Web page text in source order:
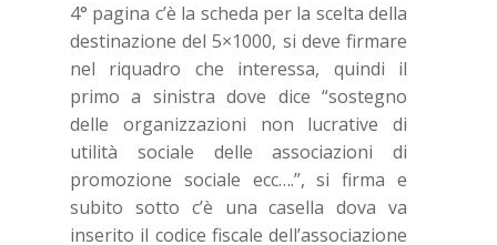
4° pagina c’è la scheda per la scelta della
destinazione del 5×1000, si deve firmare
nel riquadro che interessa, quindi il
primo a sinistra dove dice “sostegno
delle organizzazioni non lucrative di
utilità sociale delle associazioni di
promozione sociale ecc….”, si firma e
subito sotto c’è una casella dova va
inserito il codice fiscale dell’associazione